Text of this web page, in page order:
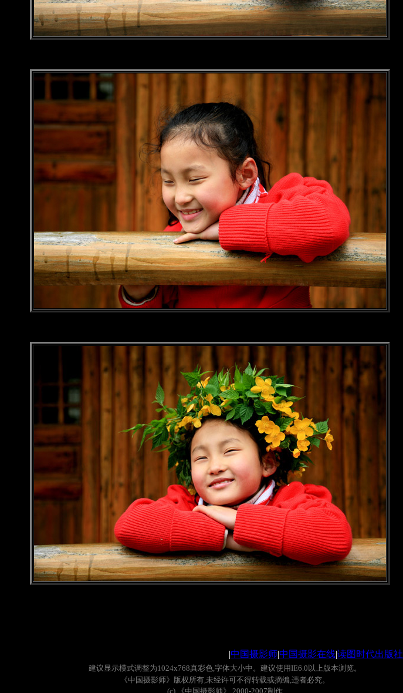
|中国摄影师|中国摄影在线|读图时代出版社
建议显示模式调整为1024x768真彩色,字体大小中。建议使用IE6.0 以上版本浏览。
《中国摄影师》版权所有,未经许可不得转载或摘编,违者必究。
(c)
《中国摄影师》 2000-2007制作